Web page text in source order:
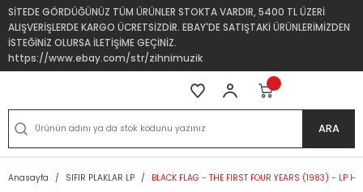
SİTEDE GÖRDÜĞÜNÜZ TÜM ÜRÜNLER STOKTA VARDIR, 5400 TL ÜZERİ
ALIŞVERİŞLERDE KARGO ÜCRETSİZDİR. EBAY'DE SATIŞTAKİ ÜRÜNLERİMİZDEN
İSTEĞİNİZ OLURSA İLETİŞİME GEÇİNİZ.
https://www.ebay.com/str/zihnimuzik
ARA
Anasayfa SIFIR PLAKLAR LP BLACK FLAG - THE FIRST FOUR YEARS (1983) - LP